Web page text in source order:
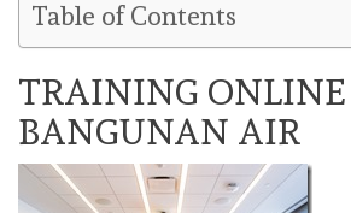
Table of Contents
TRAINING
BANGUNAN AIR